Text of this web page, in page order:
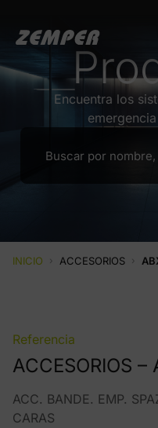
Encuentra los
INICIO › ACCESORIOS ›
Referencia
ACCESORIOS –
ACC. BANDE. EMP.
CARAS